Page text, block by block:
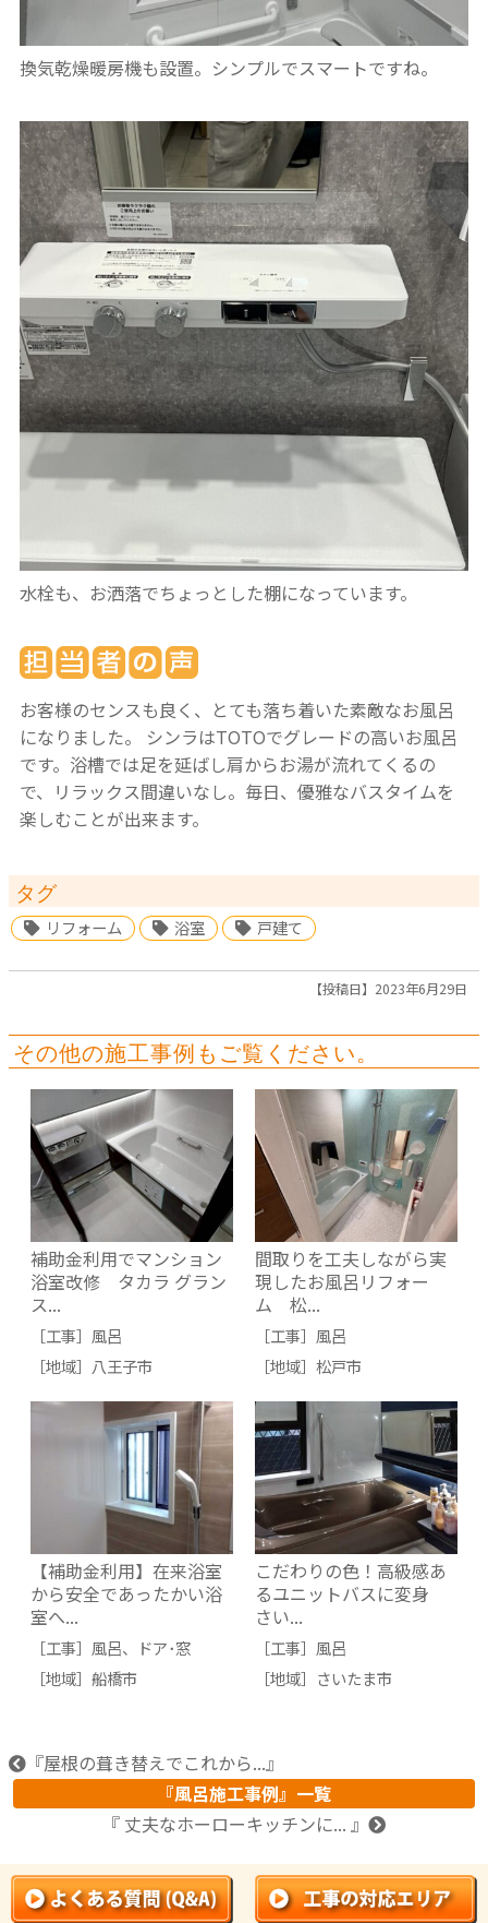
換気乾燥暖房機も設置。シンプルでスマートですね。
水栓も、お洒落でちょっとした棚になっています。
お客様のセンスも良く、とても落ち着いた素敵なお風呂
になりました。
シンラはTOTOでグレードの高いお風呂
です。浴槽では足を延ばし肩からお湯が流れてくるの
で、リラックス間違いなし。毎日、優雅なバスタイムを
楽しむことが出来ます。
タグ
リフォーム 浴室 戸建て
【投稿日】2023年6月29日
その他の施工事例もご覧ください。
補助金利用でマンション
浴室改修 タカラ グラン
ス...
［工事］ 風呂
［地域］ 八王子市
間取りを工夫しながら実
現したお風呂リフォー
ム 松...
［工事］ 風呂
［地域］ 松戸市
【補助金利用】在来浴室
から安全であったかい浴
室へ...
［工事］ 風呂、
ドア･窓
［地域］ 船橋市
こだわりの色！高級感あ
るユニットバスに変身
さい...
［工事］ 風呂
［地域］ さいたま市
『屋根の葺き替えでこれから...』
『風呂施工事例』一覧
『 丈夫なホーローキッチンに... 』